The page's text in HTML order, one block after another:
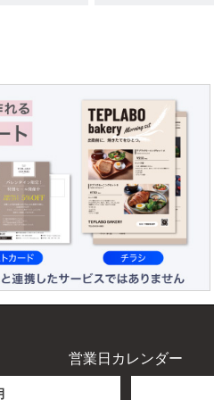
営業日カレンダー